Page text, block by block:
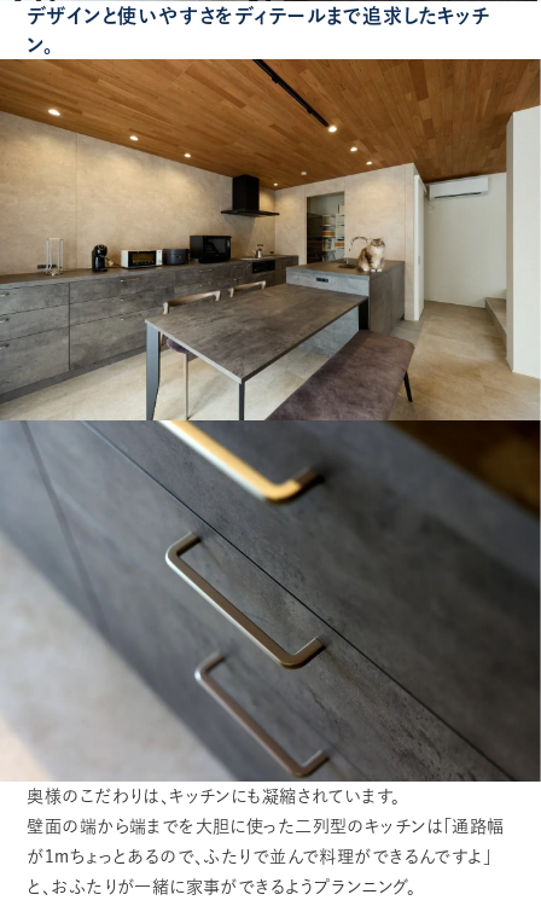
デザインと使いやすさをディテールまで追求したキッチ
ン。
奥様のこだわりは、キッチンにも凝縮されています。
壁面の端から端までを大胆に使った二列型のキッチンは「通路幅
が1mちょっとあるので、ふたりで並んで料理ができるんですよ」
と、おふたりが一緒に家事ができるようプランニング。